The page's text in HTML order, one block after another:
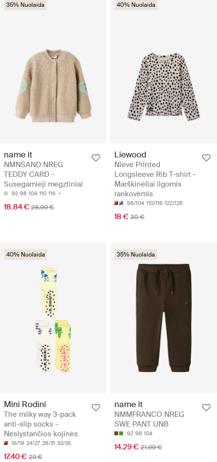
35% Nuolaida
name it
NMNSAND NREG
TEDDY CARD -
Susegamieji megztiniai
92 98 104 110 116
18.84 € 28.99 €
40% Nuolaida
Liewood
Nieve Printed
Longsleeve Rib T-shirt -
Marškinėliai ilgomis
rankovėmis
98/104 110/116 122/128
18 € 30 €
40% Nuolaida
Mini Rodini
The milky way 3-pack
anti-slip socks -
Neslystančios kojinės
16/19 24/27 28/31 32/35
17.40 € 29 €
35% Nuolaida
name it
NMMFRANCO NREG
SWE PANT UNB
92 98 104
14.29 € 21.99 €